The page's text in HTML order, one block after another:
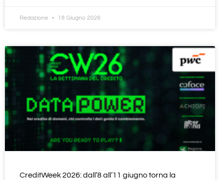
Redazione 18 Giugno 2026
CreditWeek 2026: dall’8 all’11 giugno torna la